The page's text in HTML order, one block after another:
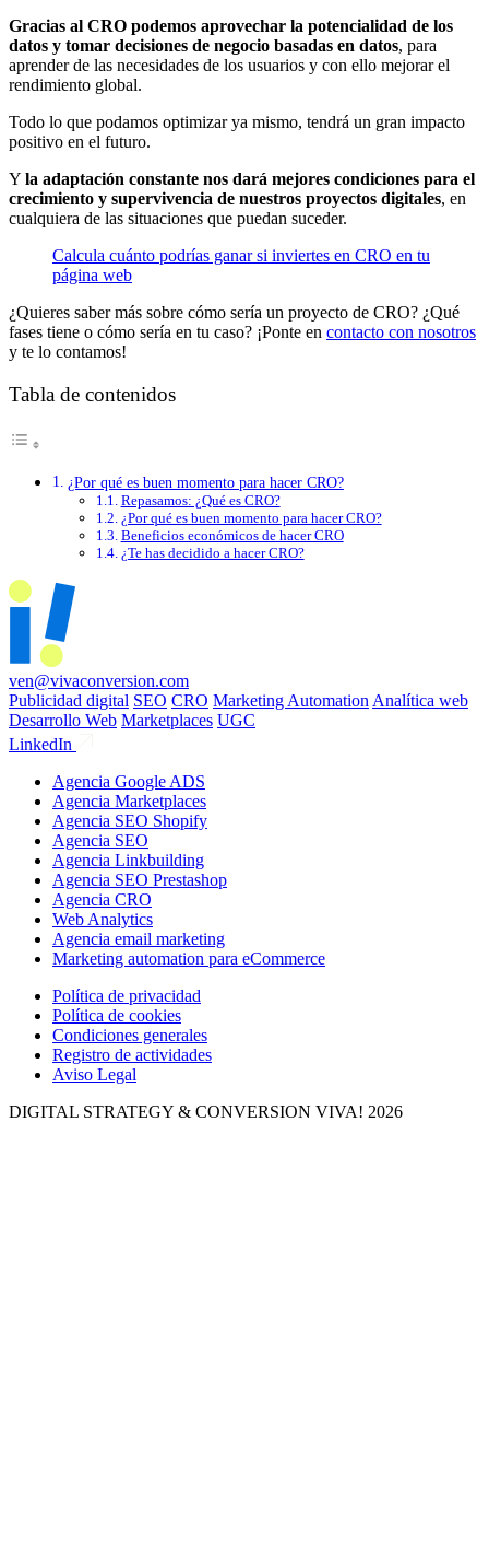
Gracias al CRO podemos aprovechar la potencialidad de los
datos y tomar decisiones de negocio basadas en datos, para
aprender de las necesidades de los usuarios y con ello mejorar el
rendimiento global.
Todo lo que podamos optimizar ya mismo, tendrá un gran impacto
positivo en el futuro.
Y la adaptación constante nos dará mejores condiciones para el
crecimiento y supervivencia de nuestros proyectos digitales, en
cualquiera de las situaciones que puedan suceder.
Calcula cuánto podrías ganar si inviertes en CRO en tu
página web
¿Quieres saber más sobre cómo sería un proyecto de CRO? ¿Qué
fases tiene o cómo sería en tu caso? ¡Ponte en contacto con nosotros
y te lo contamos!
Tabla de contenidos
¿Por qué es buen momento para hacer CRO?
Repasamos: ¿Qué es CRO?
¿Por qué es buen momento para hacer CRO?
Beneficios económicos de hacer CRO
¿Te has decidido a hacer CRO?
ven@vivaconversion.com
Publicidad digital SEO CRO Marketing Automation Analítica web
Desarrollo Web Marketplaces UGC
LinkedIn
Agencia Google ADS
Agencia Marketplaces
Agencia SEO Shopify
Agencia SEO
Agencia Linkbuilding
Agencia SEO Prestashop
Agencia CRO
Web Analytics
Agencia email marketing
Marketing automation para eCommerce
Política de privacidad
Política de cookies
Condiciones generales
Registro de actividades
Aviso Legal
DIGITAL STRATEGY & CONVERSION VIVA! 2026